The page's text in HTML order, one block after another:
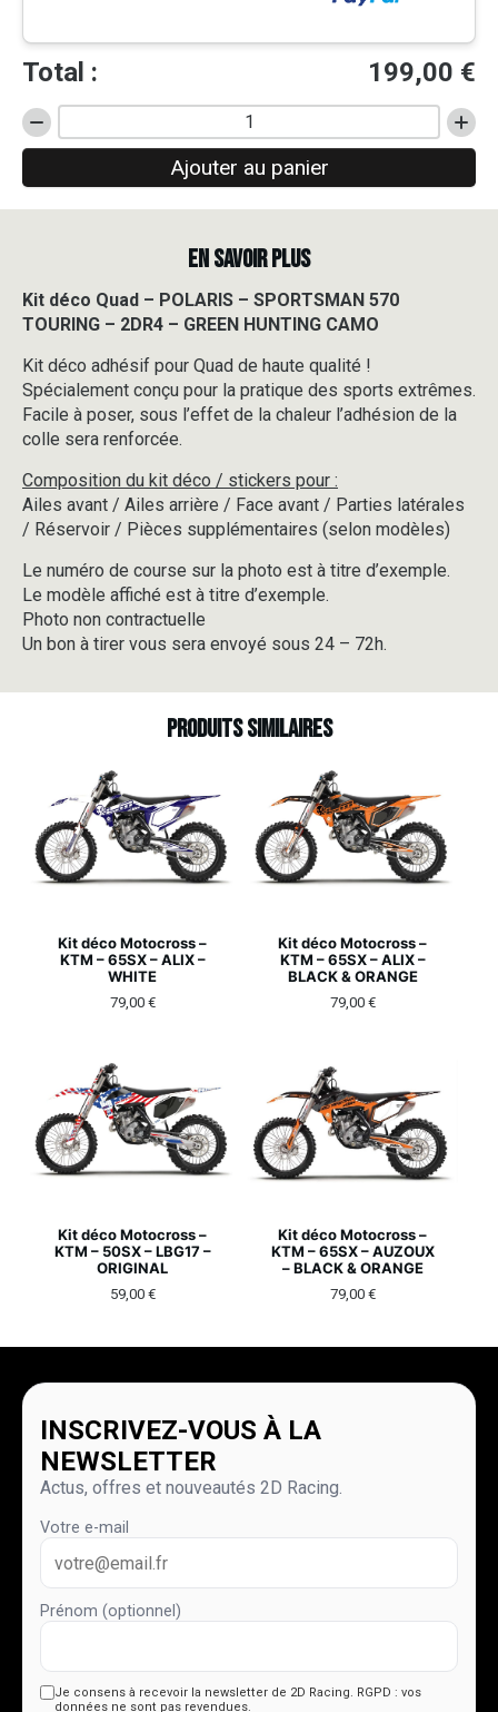
Total : 199,00 €
quantité
de
Quad
SPORTSMAN
570
-
2DR4
-
GREEN
HUNTING
CAMO
Ajouter au panier
EN SAVOIR PLUS
Kit déco Quad – POLARIS – SPORTSMAN 570
TOURING – 2DR4 – GREEN HUNTING CAMO
Kit déco adhésif pour Quad de haute qualité !
Spécialement conçu pour la pratique des sports extrêmes.
Facile à poser, sous l’effet de la chaleur l’adhésion de la
colle sera renforcée.
Composition du kit déco / stickers pour :
Ailes avant / Ailes arrière / Face avant / Parties latérales
/ Réservoir / Pièces supplémentaires (selon modèles)
Le numéro de course sur la photo est à titre d’exemple.
Le modèle affiché est à titre d’exemple.
Photo non contractuelle
Un bon à tirer vous sera envoyé sous 24 – 72h.
Produits similaires
Kit déco Motocross –
KTM – 65SX – ALIX –
WHITE
79,00 €
Kit déco Motocross –
KTM – 65SX – ALIX –
BLACK & ORANGE
79,00 €
Kit déco Motocross –
KTM – 50SX – LBG17 –
ORIGINAL
59,00 €
Kit déco Motocross –
KTM – 65SX – AUZOUX
– BLACK & ORANGE
79,00 €
INSCRIVEZ-VOUS À LA
NEWSLETTER
Actus, offres et nouveautés 2D Racing.
Votre e-mail
Prénom (optionnel)
Je consens à recevoir la newsletter de 2D Racing. RGPD : vos
données ne sont pas revendues.